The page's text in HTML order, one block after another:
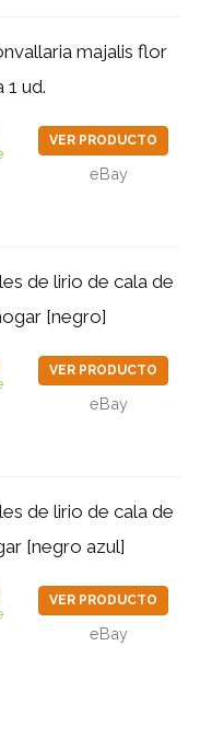
majalis flor
ud.
VER PRODUCTO
eBay
de lirio de cala de
[negro]
VER PRODUCTO
eBay
de lirio de cala de
[negro azul]
VER PRODUCTO
eBay